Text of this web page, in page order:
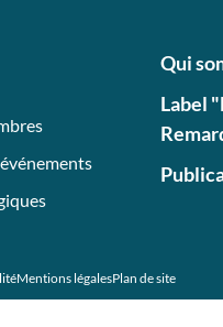
Qui
Label
Mentions légalesPlan de site